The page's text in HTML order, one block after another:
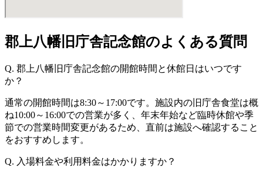
郡上八幡旧庁舎記念館のよくある質問
Q. 郡上八幡旧庁舎記念館の開館時間と休館日はいつです
か？
通常の開館時間は8:30～17:00です。施設内の旧庁舎食堂は概
ね10:00～16:00での営業が多く、年末年始など臨時休館や季
節での営業時間変更があるため、直前は施設へ確認すること
をおすすめします。
Q. 入場料金や利用料金はかかりますか？